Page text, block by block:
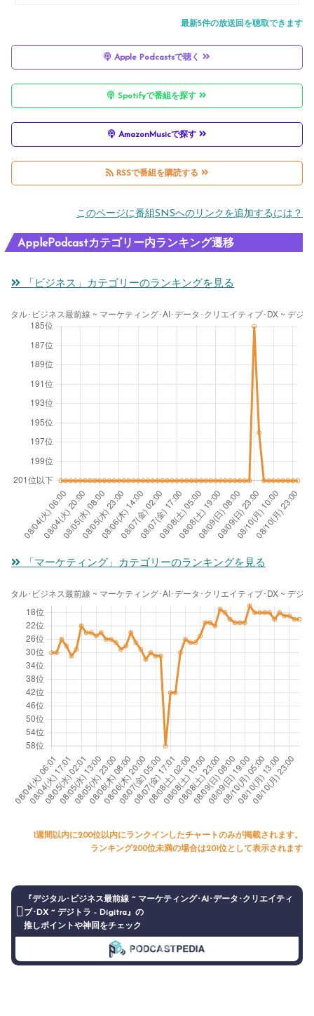
最新5件の放送回を聴取できます
Apple Podcastsで聴く
Spotifyで番組を探す
AmazonMusicで探す
RSSで番組を購読する
このページに番組SNSへのリンクを追加するには？
ApplePodcastカテゴリー内ランキング遷移
「ビジネス」カテゴリーのランキングを見る
「マーケティング」カテゴリーのランキングを見る
1週間以内に200位以内にランクインしたチャートのみが掲載されます。
ランキング200位未満の場合は201位として表示されます
『デジタル･ビジネス最前線 ~ マーケティング･AI･データ･クリエイティ
ブ･DX ~ デジトラ - Digitra』の
推しポイントや神回をチェック